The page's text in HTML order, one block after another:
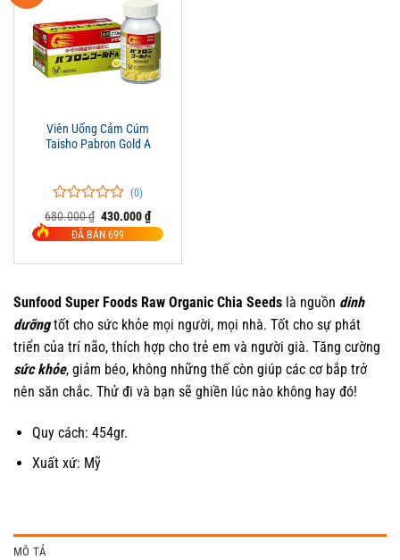
Viên Uống Cảm Cúm
Taisho Pabron Gold A
0
trên
5
0
(0)
680.000₫ Giá
gốc
là:
430.000₫Giá
hiện
tại
430.000 ₫.
ĐÃ BÁN 699
Sunfood Super Foods Raw Organic Chia Seeds là nguồn dinh
dưỡngtốt cho sức khỏe mọi người, mọi nhà. Tốt cho sự phát
triển của trí não, thích hợp cho trẻ em và người già. Tăng cường
sức khỏe, giảm béo, không những thế còn giúp các cơ bắp trở
nên săn chắc. Thử đi và bạn sẽ ghiền lúc nào không hay đó!
Quy cách: 454gr.
Xuất xứ: Mỹ
MÔ TẢ